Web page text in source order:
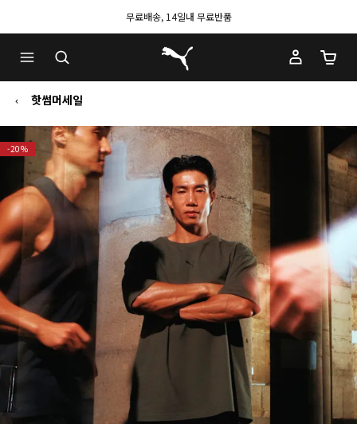
무료배송, 14일내 무료반품
푸마 홈
장바
핫썸머세일
-20%